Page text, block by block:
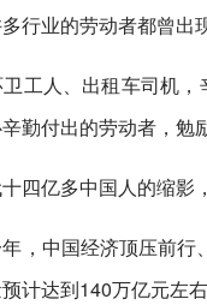
行业的劳动者都曾出
工人、出租车司机
勤付出的劳动者，勉
四亿多中国人的缩影
，中国经济顶压前
计达到140万亿元左右